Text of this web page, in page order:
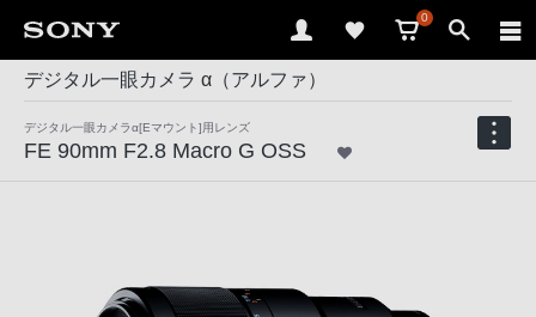
0
デジタル一眼カメラ α（アルファ）
デジタル一眼カメラα[Eマウント]用レンズ
FE 90mm F2.8 Macro G OSS